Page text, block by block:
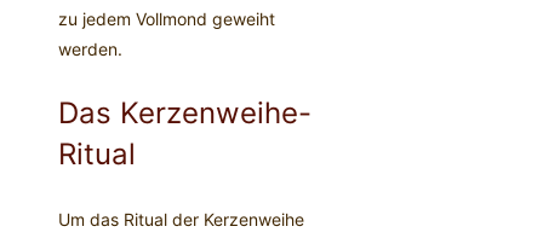
zu jedem Vollmond geweiht
werden.
Das Kerzenweihe-
Ritual
Um das Ritual der Kerzenweihe